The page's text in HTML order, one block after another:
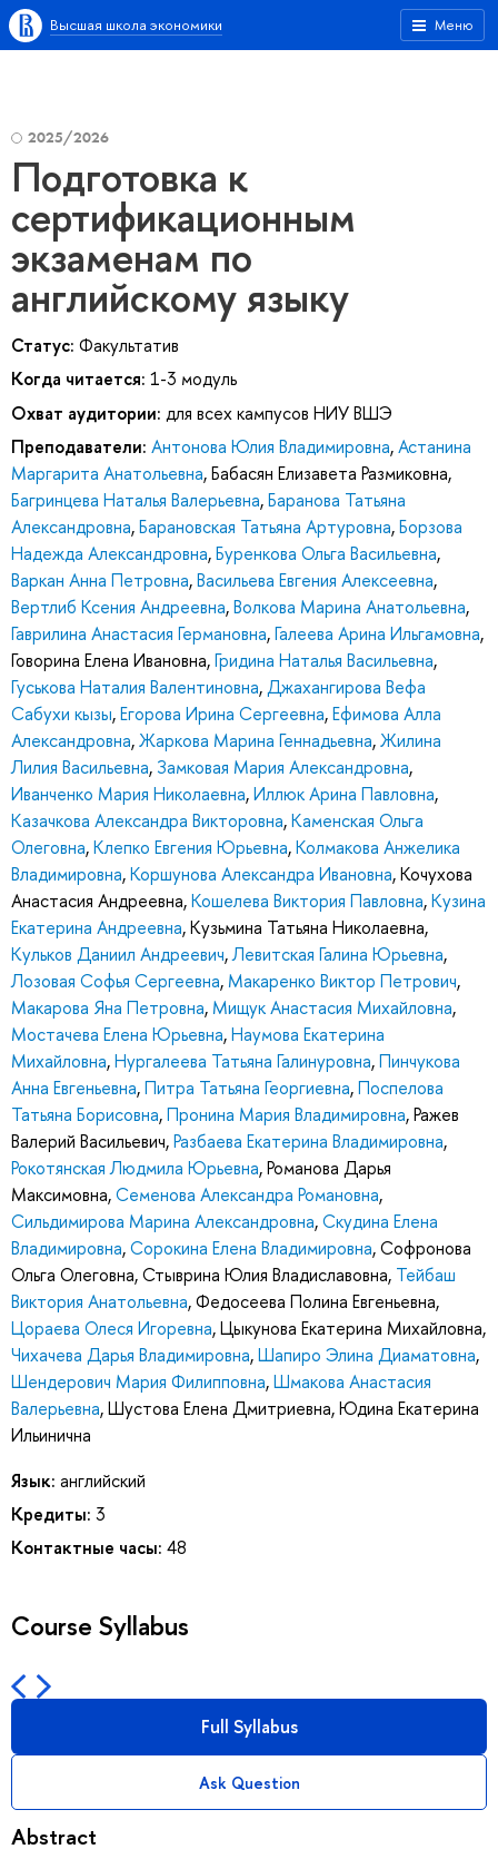
Меню
Высшая школа экономики
2025/2026
Подготовка к
сертификационным
экзаменам по
английскому языку
Статус: Факультатив
Когда читается: 1-3 модуль
Охват аудитории: для всех кампусов НИУ ВШЭ
Преподаватели: Антонова Юлия Владимировна,Астанина
Маргарита Анатольевна,Бабасян Елизавета Размиковна,
Багринцева Наталья Валерьевна,Баранова Татьяна
Александровна,Барановская Татьяна Артуровна,Борзова
Надежда Александровна,Буренкова Ольга Васильевна,
Варкан Анна Петровна,Васильева Евгения Алексеевна,
Вертлиб Ксения Андреевна,Волкова Марина Анатольевна,
Гаврилина Анастасия Германовна,Галеева Арина Ильгамовна,
Говорина Елена Ивановна,Гридина Наталья Васильевна,
Гуськова Наталия Валентиновна,Джахангирова Вефа
Сабухи кызы,Егорова Ирина Сергеевна,Ефимова Алла
Александровна,Жаркова Марина Геннадьевна,Жилина
Лилия Васильевна, Замковая Мария Александровна,
Иванченко Мария Николаевна,Иллюк Арина Павловна,
Казачкова Александра Викторовна,Каменская Ольга
Олеговна,Клепко Евгения Юрьевна,Колмакова Анжелика
Владимировна,Коршунова Александра Ивановна,Кочухова
Анастасия Андреевна,Кошелева Виктория Павловна,Кузина
Екатерина Андреевна,Кузьмина Татьяна Николаевна,
Кульков Даниил Андреевич,Левитская Галина Юрьевна,
Лозовая Софья Сергеевна, Макаренко Виктор Петрович,
Макарова Яна Петровна, Мищук Анастасия Михайловна,
Мостачева Елена Юрьевна,Наумова Екатерина
Михайловна,Нургалеева Татьяна Галинуровна,Пинчукова
Анна Евгеньевна,Питра Татьяна Георгиевна,Поспелова
Татьяна Борисовна,Пронина Мария Владимировна,Ражев
Валерий Васильевич,Разбаева Екатерина Владимировна,
Рокотянская Людмила Юрьевна,Романова Дарья
Максимовна,Семенова Александра Романовна,
Сильдимирова Марина Александровна,Скудина Елена
Владимировна,Сорокина Елена Владимировна,Софронова
Ольга Олеговна,Стыврина Юлия Владиславовна, Тейбаш
Виктория Анатольевна,Федосеева Полина Евгеньевна,
Цораева Олеся Игоревна,Цыкунова Екатерина Михайловна,
Чихачева Дарья Владимировна,Шапиро Элина Диаматовна,
Шендерович Мария Филипповна,Шмакова Анастасия
Валерьевна,Шустова Елена Дмитриевна,Юдина Екатерина
Ильинична
Язык: английский
Кредиты: 3
Контактные часы: 48
Course Syllabus
Full Syllabus
Ask Question
Abstract